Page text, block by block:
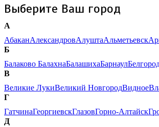
Выберите Ваш город
А
АбаканАлександровАлуштаАльметьевск
Б
Балаково БалахнаБалашихаБарнаул
В
Великие ЛукиВеликий НовгородВидное
Г
ГатчинаГеоргиевскГлазовГорно-Алтайск
Д